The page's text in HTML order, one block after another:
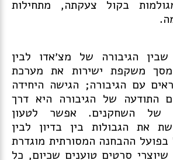
בקול צעקתה, מתחילות
הגיבורה של מצ׳אדו לבין
משקפת ישירות את מערכת
עם הגיבורה; הגישה היחידה
התודעה של הגיבורה היא דרך
של השחקנים. אפשר לטעון
את הגבולות בין בדיון לבין
ההבחנה המסורתית מוגדרת
סרטים טוענים שכיום, כל